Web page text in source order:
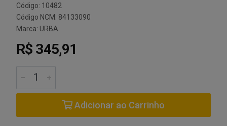
Código: 10482
Código NCM: 84133090
Marca: URBA
R$ 345,91
Adicionar ao Carrinho